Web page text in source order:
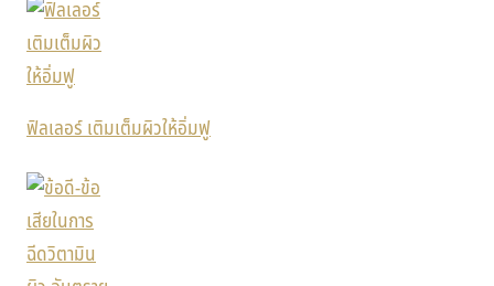
ฟิลเลอร์ เติมเต็มผิวให้อิ่มฟู